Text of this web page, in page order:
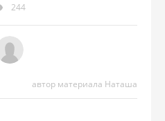
244
автор материала Наташа